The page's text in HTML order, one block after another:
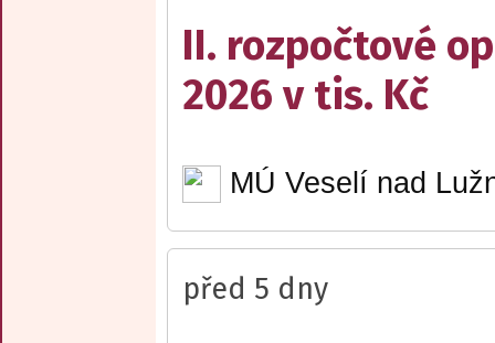
II. rozpočtové
2026 v tis. Kč
MÚ Veselí nad
před 5 dny